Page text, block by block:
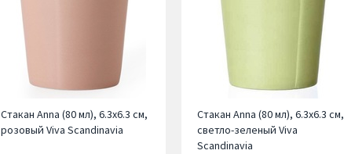
Стакан Annа (80 мл), 6.3х6.3 см,
розовый Viva Scandinavia
Стакан Annа (80 мл), 6.3х6.3 см,
светло-зеленый Viva
Scandinavia